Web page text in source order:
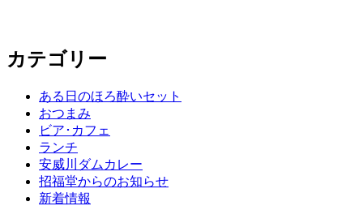
カテゴリー
ある日のほろ酔いセット
おつまみ
ビア･カフェ
ランチ
安威川ダムカレー
招福堂からのお知らせ
新着情報